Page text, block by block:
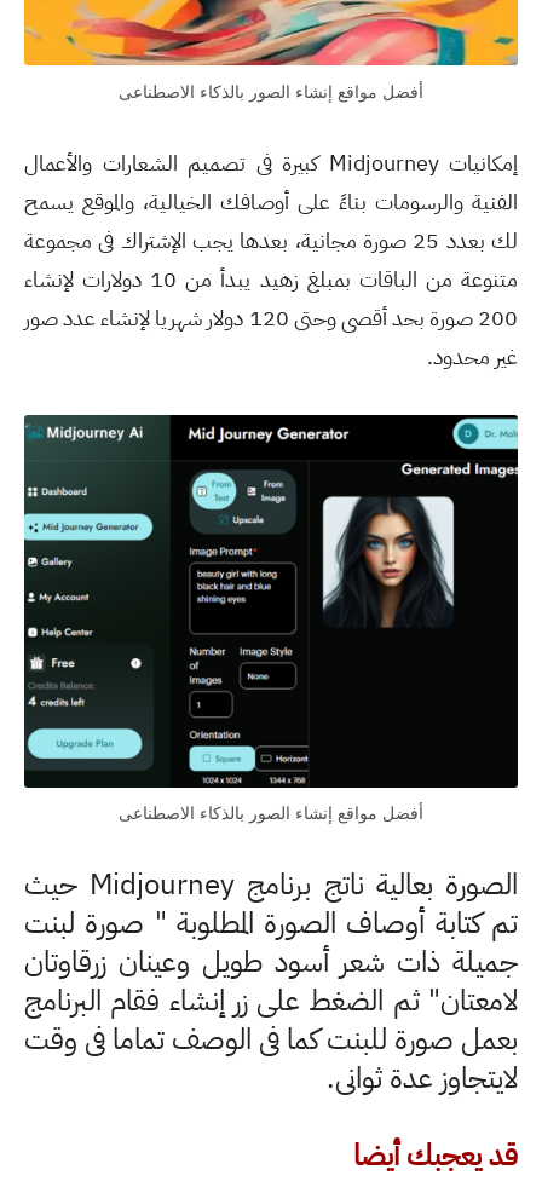
أفضل مواقع إنشاء الصور بالذكاء الاصطناعى
إمكانيات Midjourney كبيرة فى تصميم الشعارات والأعمال
الفنية والرسومات بناءً على أوصافك الخيالية، والموقع يسمح
لك بعدد 25 صورة مجانية، بعدها يجب الإشتراك فى مجموعة
متنوعة من الباقات بمبلغ زهيد يبدأ من 10 دولارات لإنشاء
200 صورة بحد أقصى وحتى 120 دولار شهريا لإنشاء عدد صور
غير محدود.
أفضل مواقع إنشاء الصور بالذكاء الاصطناعى
الصورة بعالية ناتج برنامج Midjourney حيث
تم كتابة أوصاف الصورة المطلوبة " صورة لبنت
جميلة ذات شعر أسود طويل وعينان زرقاوتان
لامعتان" ثم الضغط على زر إنشاء فقام البرنامج
بعمل صورة للبنت كما فى الوصف تماما فى وقت
لايتجاوز عدة ثوانى.
قد يعجبك أيضا